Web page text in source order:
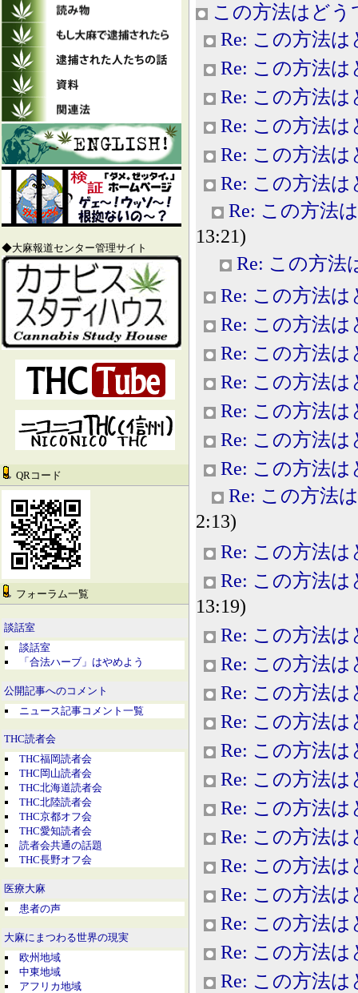
◆大麻報道センター管理サイト
QRコード
フォーラム一覧
談話室
談話室
「合法ハーブ」はやめよう
公開記事へのコメント
ニュース記事コメント一覧
THC読者会
THC福岡読者会
THC岡山読者会
THC北海道読者会
THC北陸読者会
THC京都オフ会
THC愛知読者会
読者会共通の話題
THC長野オフ会
医療大麻
患者の声
大麻にまつわる世界の現実
欧州地域
中東地域
アフリカ地域
この方法はどう
Re: この方法
Re: この方法
Re: この方法
Re: この方法
Re: この方法
Re: この方法
Re: この方法
13:21)
Re: この方法
Re: この方法
Re: この方法
Re: この方法
Re: この方法
Re: この方法
Re: この方法
Re: この方法
Re: この方法
2:13)
Re: この方法
Re: この方法
13:19)
Re: この方法
Re: この方法
Re: この方法
Re: この方法
Re: この方法
Re: この方法
Re: この方法
Re: この方法
Re: この方法
Re: この方法
Re: この方法
Re: この方法
Re: この方法